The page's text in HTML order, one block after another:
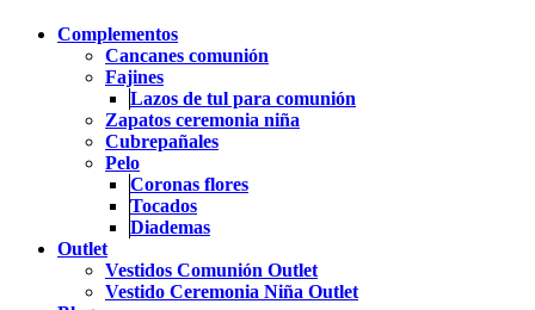
Complementos
Cancanes comunión
Fajines
Lazos de tul para comunión
Zapatos ceremonia niña
Cubrepañales
Pelo
Coronas flores
Tocados
Diademas
Outlet
Vestidos Comunión Outlet
Vestido Ceremonia Niña Outlet